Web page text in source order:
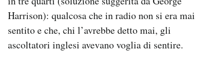
Harrison): qualcosa che in radio non si era mai
sentito e che, chi l’avrebbe detto mai, gli
ascoltatori inglesi avevano voglia di sentire.